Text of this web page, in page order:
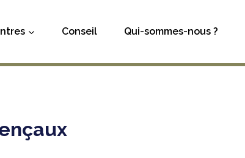
Conseil Qui-sommes-nous ?